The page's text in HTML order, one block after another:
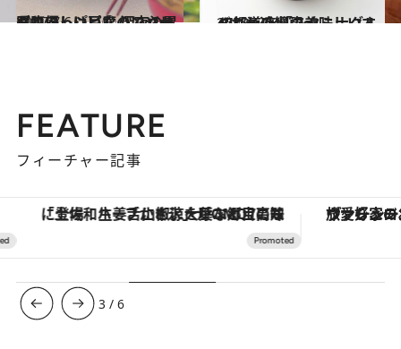
2017.7.6
お腹いっぱいなのにやせられるレシピ⑥ 深夜の胃腸に優しい豆腐ハンバーグ
グルメ 2018.6.24
47都道府県の美味しいすぐれもの 「スタミナグルメ」～近畿篇～
グルメ
FEATURE
フィーチャー記事
「土佐和ハーブかき氷」がOMO7高知に登場！生姜、山椒、大葉など目にも舌にも涼を呼ぶ郷土の味 ヴァシュロン・コンスタンタ
3 /6